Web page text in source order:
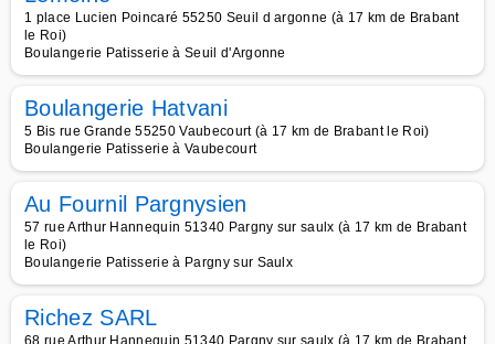
1 place Lucien Poincaré 55250 Seuil d argonne (à 17 km de Brabant
le Roi)
Boulangerie Patisserie à Seuil d'Argonne
Boulangerie Hatvani
5 Bis rue Grande 55250 Vaubecourt (à 17 km de Brabant le Roi)
Boulangerie Patisserie à Vaubecourt
Au Fournil Pargnysien
57 rue Arthur Hannequin 51340 Pargny sur saulx (à 17 km de Brabant
le Roi)
Boulangerie Patisserie à Pargny sur Saulx
Richez SARL
68 rue Arthur Hannequin 51340 Pargny sur saulx (à 17 km de Brabant